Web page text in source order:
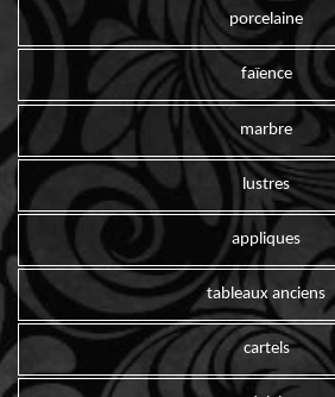
porcelaine
faïence
marbre
lustres
appliques
tableaux anciens
cartels